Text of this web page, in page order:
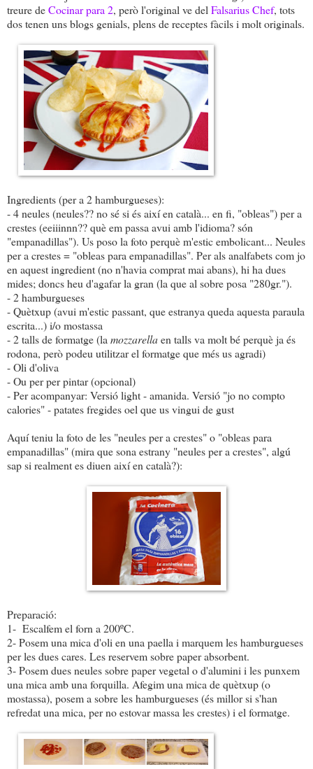
treure deCocinar para 2, però l'original ve delFalsarius Chef, tots
dos tenen uns blogs genials, plens de receptes fàcils i molt originals.
Ingredients (per a 2 hamburgueses):
- 4 neules (neules?? no sé si és així en català... en fi, "obleas") per a
crestes (eeiiinnn?? què em passa avui amb l'idioma? són
"empanadillas"). Us poso la foto perquè m'estic embolicant... Neules
per a crestes = "obleas para empanadillas". Per als analfabets com jo
en aquest ingredient (no n'havia comprat mai abans), hi ha dues
mides; doncs heu d'agafar la gran (la que al sobre posa "280gr.").
- 2 hamburgueses
- Quètxup (avui m'estic passant, que estranya queda aquesta paraula
escrita...) i/o mostassa
- 2 talls de formatge (lamozzarellaen talls va molt bé perquè ja és
rodona, però podeu utilitzar el formatge que més us agradi)
- Oli d'oliva
- Ou per per pintar (opcional)
- Per acompanyar: Versió light - amanida. Versió "jo no compto
calories" - patates fregides oel que us vingui de gust
Aquí teniu la foto de les "neules per a crestes" o "obleas para
empanadillas" (mira que sona estrany "neules per a crestes", algú
sap si realment es diuen així en català?):
Preparació:
1- Escalfem el forn a 200ºC.
2- Posem una mica d'oli en una paella i marquem les hamburgueses
per les dues cares. Les reservem sobre paper absorbent.
3- Posem dues neules sobre paper vegetal o d'alumini i les punxem
una mica amb una forquilla. Afegim una mica de quètxup (o
mostassa), posem a sobre les hamburgueses (és millor si s'han
refredat una mica, per no estovar massa les crestes) i el formatge.